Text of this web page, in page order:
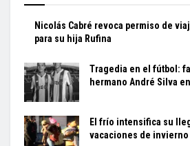
Nicolás Cabré revoca permiso de
para su hija Rufina
Tragedia en el fútbol:
hermano André Silva
El frío intensifica su
vacaciones de invierno